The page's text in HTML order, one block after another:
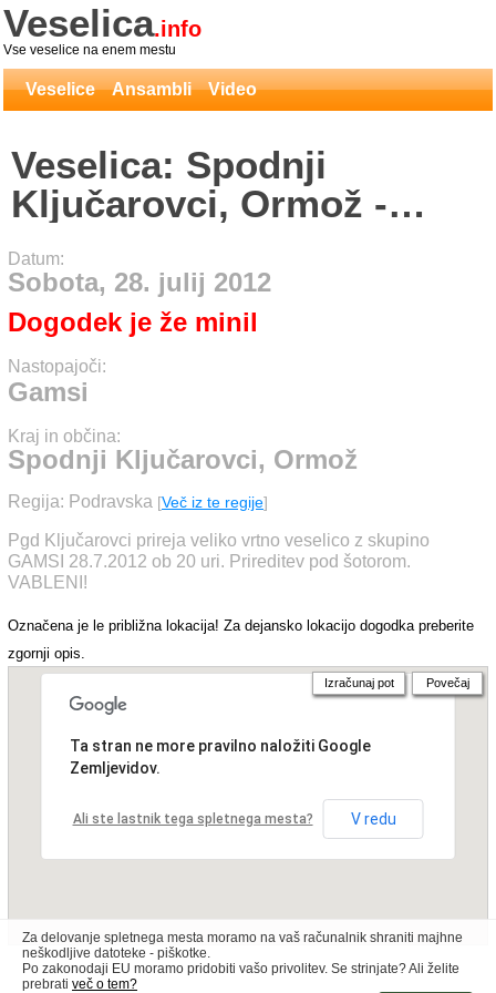
Veselica.info
Vse veselice na enem mestu
Veselice Ansambli Video
Veselica: Spodnji
Ključarovci, Ormož -
Gamsi
Datum:
Sobota, 28. julij 2012
Dogodek je že minil
Nastopajoči:
Gamsi
Kraj in občina:
Spodnji Ključarovci, Ormož
Regija: Podravska [Več iz te regije]
Pgd Ključarovci prireja veliko vrtno veselico z skupino
GAMSI 28.7.2012 ob 20 uri. Prireditev pod šotorom.
VABLENI!
Označena je le približna lokacija! Za dejansko lokacijo dogodka preberite
zgornji opis.
Ta stran ne more pravilno naložiti Google
Zemljevidov.
Ali ste lastnik tega spletnega mesta? V redu
Izračunaj pot Povečaj
Za delovanje spletnega mesta moramo na vaš računalnik shraniti majhne
neškodljive datoteke - piškotke.
Po zakonodaji EU moramo pridobiti vašo privolitev. Se strinjate? Ali želite
prebrati več o tem?